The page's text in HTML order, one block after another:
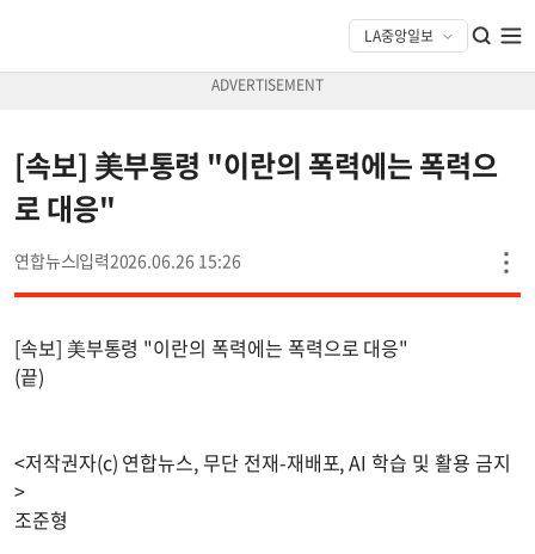
[속보] 美부통령 "이란의 폭력에는 폭력으
로 대응"
연합뉴스 2026.06.26 15:26
[속보] 美부통령 "이란의 폭력에는 폭력으로 대응"
(끝)
<저작권자(c) 연합뉴스, 무단 전재-재배포, AI 학습 및 활용 금지
>
조준형